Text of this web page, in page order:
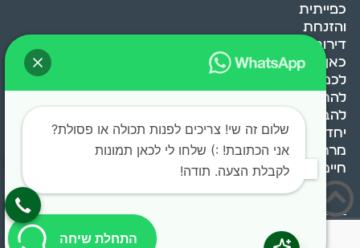
כפייתית
והזנחת
דירות, אנחנו
כאן כדי לעזור
לכם
להתמודד,
להבין ולשנות.
יחד, ניצור
מרחב
חיים בריא ומאוזן.
הזכויות שמורות.
שלום זה שי! צריכים לפנות תכולה או פסולת?
אני הכתובת! :) שלחו לי לכאן תמונות
לקבלת הצעה. תודה!
התחלת שיחה